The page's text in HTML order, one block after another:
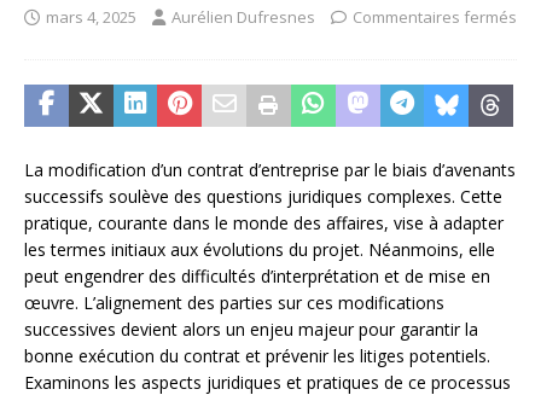
mars 4, 2025 Aurélien Dufresnes Commentaires fermés
La modification d’un contrat d’entreprise par le biais d’avenants
successifs soulève des questions juridiques complexes. Cette
pratique, courante dans le monde des affaires, vise à adapter
les termes initiaux aux évolutions du projet. Néanmoins, elle
peut engendrer des difficultés d’interprétation et de mise en
œuvre. L’alignement des parties sur ces modifications
successives devient alors un enjeu majeur pour garantir la
bonne exécution du contrat et prévenir les litiges potentiels.
Examinons les aspects juridiques et pratiques de ce processus